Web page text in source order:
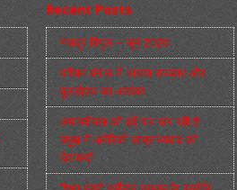
Recent Posts
मज़दूर बिगुल – जून 2026
पश्चिम बंगाल में भाजपा सरकार और
बुलडोज़र का आतंक!
अमानवीयता की हदें पार कर रही है
क्यूबा में अमेरिकी साम्राज्यवाद की
घेराबन्दी